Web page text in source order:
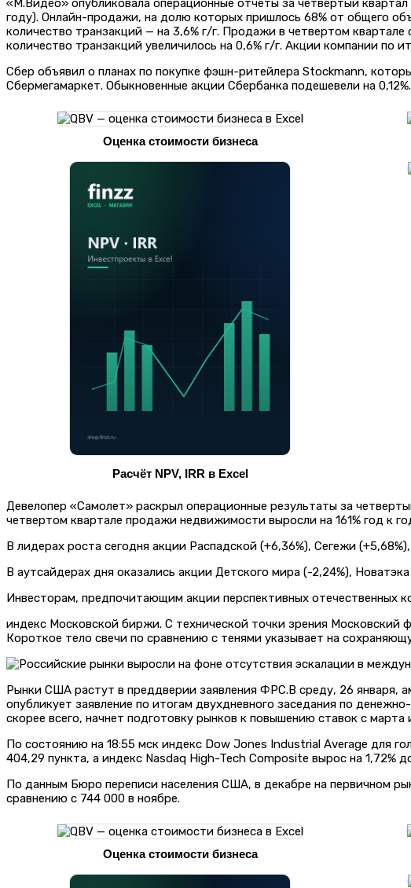
«М.Видео» опубликовала операционные отчеты за четвертый
году). Онлайн-продажи, на долю которых пришлось 68% от общего
количество транзакций — на 3,6% г/г. Продажи в четвертом
количество транзакций увеличилось на 0,6% г/г. Акции компании по
Сбер объявил о планах по покупке фэшн-ритейлера Stockmann,
Сбермегамаркет. Обыкновенные акции Сбербанка подешевели на 0,12%.
Оценка стоимости бизнеса
Расчёт NPV, IRR в Excel
Девелопер «Самолет» раскрыл операционные результаты за
четвертом квартале продажи недвижимости выросли на 161% год к
В лидерах роста сегодня акции Распадской (+6,36%), Сегежи
В аутсайдерах дня оказались акции Детского мира (-2,24%),
Инвесторам, предпочитающим акции перспективных отечественных
индекс Московской биржи. С технической точки зрения Московский
Короткое тело свечи по сравнению с тенями указывает на
Рынки США растут в преддверии заявления ФРС.В среду, 26 января,
опубликует заявление по итогам двухдневного заседания по
скорее всего, начнет подготовку рынков к повышению ставок с
По состоянию на 18:55 мск индекс Dow Jones Industrial Average для
404,29 пункта, а индекс Nasdaq High-Tech Composite вырос на 1,72%
По данным Бюро переписи населения США, в декабре на первичном
сравнению с 744 000 в ноябре.
Оценка стоимости бизнеса